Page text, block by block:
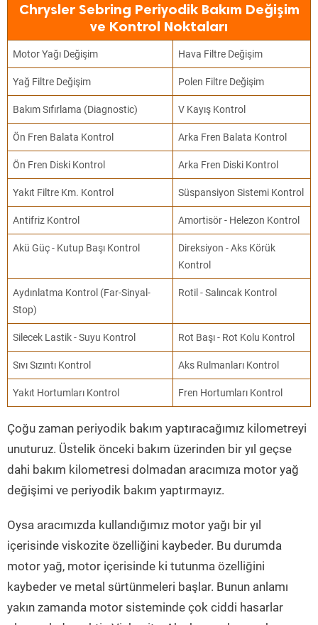
Chrysler Sebring Periyodik Bakım Değişim
ve Kontrol Noktaları
Motor Yağı Değişim Hava Filtre Değişim
Yağ Filtre Değişim Polen Filtre Değişim
Bakım Sıfırlama (Diagnostic) V Kayış Kontrol
Ön Fren Balata Kontrol Arka Fren Balata Kontrol
Ön Fren Diski Kontrol Arka Fren Diski Kontrol
Yakıt Filtre Km. Kontrol Süspansiyon Sistemi Kontrol
Antifriz Kontrol Amortisör - Helezon Kontrol
Akü Güç - Kutup Başı Kontrol
Direksiyon - Aks Körük
Kontrol
Aydınlatma Kontrol (Far-Sinyal-
Stop)
Rotil - Salıncak Kontrol
Silecek Lastik - Suyu Kontrol Rot Başı - Rot Kolu Kontrol
Sıvı Sızıntı Kontrol Aks Rulmanları Kontrol
Yakıt Hortumları Kontrol Fren Hortumları Kontrol
Çoğu zaman periyodik bakım yaptıracağımız kilometreyi
unuturuz. Üstelik önceki bakım üzerinden bir yıl geçse
dahi bakım kilometresi dolmadan aracımıza motor yağ
değişimi ve periyodik bakım yaptırmayız.
Oysa aracımızda kullandığımız motor yağı bir yıl
içerisinde viskozite özelliğini kaybeder. Bu durumda
motor yağ, motor içerisinde ki tutunma özelliğini
kaybeder ve metal sürtünmeleri başlar. Bunun anlamı
yakın zamanda motor sisteminde çok ciddi hasarlar